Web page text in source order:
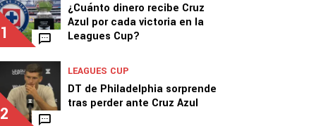
1
¿Cuánto dinero recibe Cruz
Azul por cada victoria en la
Leagues Cup?
2
LEAGUES CUP
DT de Philadelphia sorprende
tras perder ante Cruz Azul